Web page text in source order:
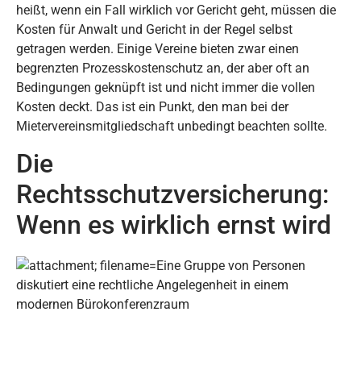
heißt, wenn ein Fall wirklich vor Gericht geht, müssen die
Kosten für Anwalt und Gericht in der Regel selbst
getragen werden. Einige Vereine bieten zwar einen
begrenzten Prozesskostenschutz an, der aber oft an
Bedingungen geknüpft ist und nicht immer die vollen
Kosten deckt. Das ist ein Punkt, den man bei der
Mietervereinsmitgliedschaft unbedingt beachten sollte.
Die
Rechtsschutzversicherung:
Wenn es wirklich ernst wird